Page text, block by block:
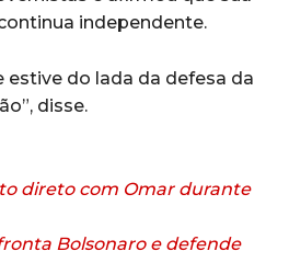
independente.
estive do lada da defesa da
disse.
direto com Omar durante
Bolsonaro e defende